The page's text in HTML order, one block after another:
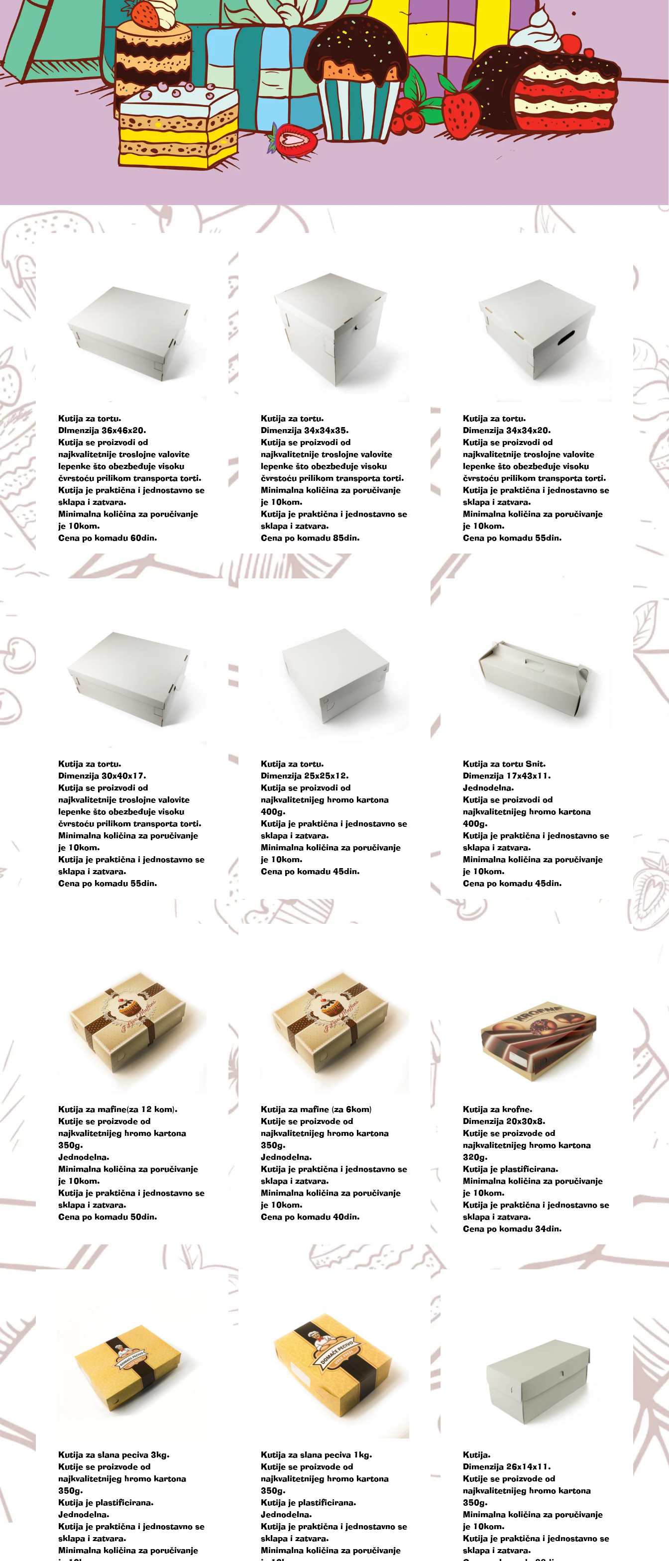
Kutija za tortu.
Dlmenzija 36x46x20.
Kutija se proizvodi od
najkvalitetnije troslojne valovite
lepenke što obezbeđuje visoku
čvrstoću prilikom transporta torti.
Kutija je praktična i jednostavno se
sklapa i zatvara.
Minimalna količina za poručivanje
je 10kom.
Cena po komadu 60din.
Kutija za tortu.
Dimenzija 34x34x35.
Kutija se proizvodi od
najkvalitetnije troslojne valovite
lepenke što obezbeđuje visoku
čvrstoću prilikom transporta torti.
Minimalna količina za poručivanje
je 10kom.
Kutija je praktična i jednostavno se
sklapa i zatvara.
Cena po komadu 85din.
Kutija za tortu.
Dimenzija 34x34x20.
Kutija se proizvodi od
najkvalitetnije troslojne valovite
lepenke što obezbeđuje visoku
čvrstoću prilikom transporta torti.
Kutija je praktična i jednostavno se
sklapa i zatvara.
Minimalna količina za poručivanje
je 10kom.
Cena po komadu 55din.
Kutija za tortu.
Dimenzija 30x40x17.
Kutija se proizvodi od
najkvalitetnije troslojne valovite
lepenke što obezbeđuje visoku
čvrstoću prilikom transporta torti.
Minimalna količina za poručivanje
je 10kom.
Kutija je praktična i jednostavno se
sklapa i zatvara.
Cena po komadu 55din.
Kutija za tortu.
Dimenzija 25x25x12.
Kutija se proizvodi od
najkvalitetnijeg hromo kartona
400g.
Kutija je praktična i jednostavno se
sklapa i zatvara.
Minimalna količina za poručivanje
je 10kom.
Cena po komadu 45din.
Kutija za tortu Snit.
Dimenzija 17x43x11.
Jednodelna.
Kutija se proizvodi od
najkvalitetnijeg hromo kartona
400g.
Kutija je praktična i jednostavno se
sklapa i zatvara.
Minimalna količina za poručivanje
je 10kom.
Cena po komadu 45din.
Kutija za mafine(za 12 kom).
Kutije se proizvode od
najkvalitetnijeg hromo kartona
350g.
Jednodelna.
Minimalna količina za poručivanje
je 10kom.
Kutija je praktična i jednostavno se
sklapa i zatvara.
Cena po komadu 50din.
Kutija za mafine (za 6kom)
Kutije se proizvode od
najkvalitetnijeg hromo kartona
350g.
Jednodelna.
Kutija je praktična i jednostavno se
sklapa i zatvara.
Minimalna količina za poručivanje
je 10kom.
Cena po komadu 40din.
Kutija za krofne.
Dimenzija 20x30x8.
Kutije se proizvode od
najkvalitetnijeg hromo kartona
320g.
Kutija je plastificirana.
Minimalna količina za poručivanje
je 10kom.
Kutija je praktična i jednostavno se
sklapa i zatvara.
Cena po komadu 34din.
Kutija za slana peciva 3kg.
Kutije se proizvode od
najkvalitetnijeg hromo kartona
350g.
Kutija je plastificirana.
Jednodelna.
Kutija je praktična i jednostavno se
sklapa i zatvara.
Minimalna količina za poručivanje
Kutija za slana peciva 1kg.
Kutije se proizvode od
najkvalitetnijeg hromo kartona
350g.
Kutija je plastificirana.
Jednodelna.
Kutija je praktična i jednostavno se
sklapa i zatvara.
Minimalna količina za poručivanje
Kutija.
Dimenzija 26x14x11.
Kutije se proizvode od
najkvalitetnijeg hromo kartona
350g.
Minimalna količina za poručivanje
je 10kom.
Kutija je praktična i jednostavno se
sklapa i zatvara.